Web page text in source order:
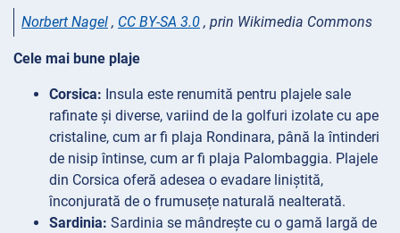
Norbert Nagel , CC BY-SA 3.0 , prin Wikimedia Commons
Cele mai bune plaje
Corsica: Insula este renumită pentru plajele sale
rafinate și diverse, variind de la golfuri izolate cu ape
cristaline, cum ar fi plaja Rondinara, până la întinderi
de nisip întinse, cum ar fi plaja Palombaggia. Plajele
din Corsica oferă adesea o evadare liniștită,
înconjurată de o frumusețe naturală nealterată.
Sardinia: Sardinia se mândrește cu o gamă largă de